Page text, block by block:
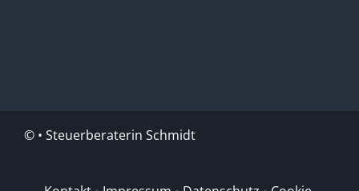
© • Steuerberaterin Schmidt